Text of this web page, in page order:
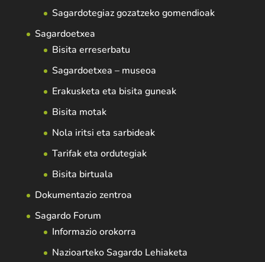
Sagardotegiaz gozatzeko gomendioak
Sagardoetxea
Bisita erreserbatu
Sagardoetxea – museoa
Erakusketa eta bisita guneak
Bisita motak
Nola iritsi eta sarbideak
Tarifak eta ordutegiak
Bisita birtuala
Dokumentazio zentroa
Sagardo Forum
Informazio orokorra
Nazioarteko Sagardo Lehiaketa